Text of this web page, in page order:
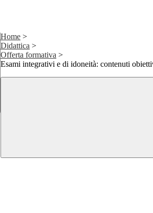
Home >
Didattica >
Offerta formativa >
Esami integrativi e di idoneità: contenuti